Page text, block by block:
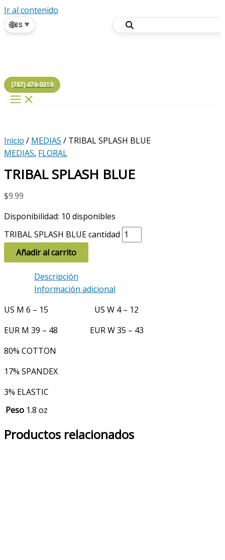
Ir al contenido
🌐ES ▼
(787) 479-9319
Inicio / MEDIAS / TRIBAL SPLASH BLUE
MEDIAS, FLORAL
TRIBAL SPLASH BLUE
$9.99
Disponibilidad: 10 disponibles
TRIBAL SPLASH BLUE cantidad
Añadir al carrito
Descripción
Información adicional
US M 6 – 15 US W 4 – 12
EUR M 39 – 48 EUR W 35 – 43
80% COTTON
17% SPANDEX
3% ELASTIC
Peso 1.8 oz
Productos relacionados